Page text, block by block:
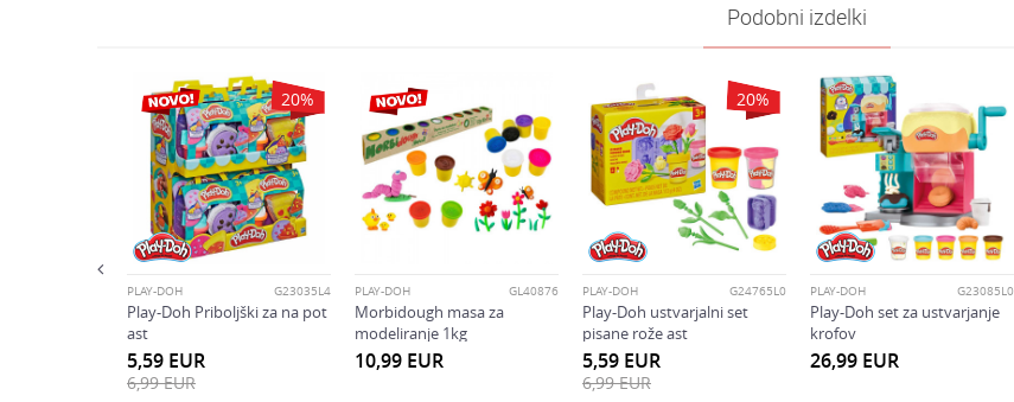
Play-Doh
Starost
1-3 leta
Varnostno vprašanje: Koliko je 4 + 1 :
Podobni izdelki
20%
PLAY-DOH G23035L4
Play-Doh Priboljški za na pot
ast
5,59 EUR
6,99EUR
PLAY-DOH GL40876
Morbidough masa za
modeliranje 1kg
10,99 EUR
20%
PLAY-DOH G24765L0
Play-Doh ustvarjalni set
pisane rože ast
5,59 EUR
6,99EUR
PLAY-DOH G23085L0
Play-Doh set za ustvarjanje
krofov
26,99 EUR